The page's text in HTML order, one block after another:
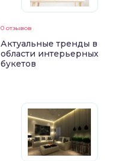
0 отзывов
Актуальные тренды в
области интерьерных
букетов